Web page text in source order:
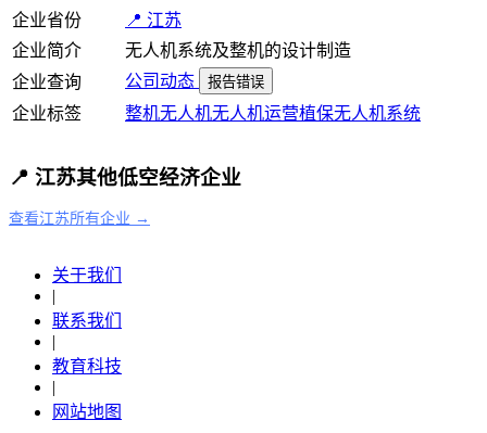
企业省份
📍 江苏
企业简介
无人机系统及整机的设计制造
企业查询
公司动态 报告错误
企业标签 整机无人机无人机运营植保无人机系统
📍 江苏其他低空经济企业
查看江苏所有企业 →
关于我们
|
联系我们
|
教育科技
|
网站地图